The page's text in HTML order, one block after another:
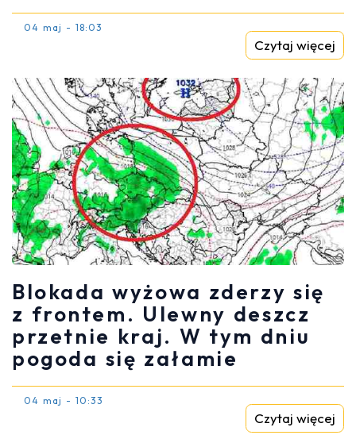
04 maj - 18:03
Czytaj więcej
Blokada wyżowa zderzy się
z frontem. Ulewny deszcz
przetnie kraj. W tym dniu
pogoda się załamie
04 maj - 10:33
Czytaj więcej